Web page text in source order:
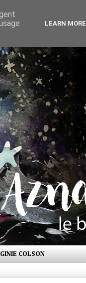
COLSON
LEARN MORE